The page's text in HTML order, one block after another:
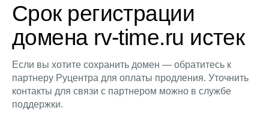
Срок регистрации
домена rv-time.ru истек
Если вы хотите сохранить домен — обратитесь к
партнеру Руцентра для оплаты продления. Уточнить
контакты для связи с партнером можно в службе
поддержки.